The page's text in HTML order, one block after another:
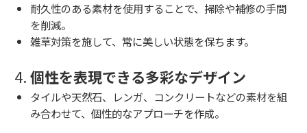
耐久性のある素材を使用することで、掃除や補修の手間
を削減。
雑草対策を施して、常に美しい状態を保ちます。
4. 個性を表現できる多彩なデザイン
タイルや天然石、レンガ、コンクリートなどの素材を組
み合わせて、個性的なアプローチを作成。